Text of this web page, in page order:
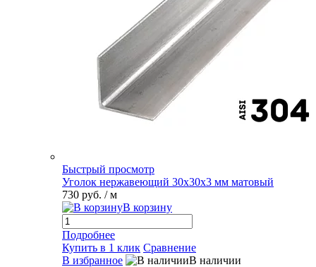
Быстрый просмотр
Уголок нержавеющий 30х30х3 мм матовый
730 руб. / м
В корзину
Подробнее
Купить в 1 клик Сравнение
В избранное
В наличии